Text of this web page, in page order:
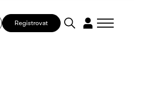
Registrovat